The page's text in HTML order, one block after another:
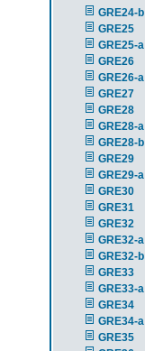
GRE24-b
GRE25
GRE25-a
GRE26
GRE26-a
GRE27
GRE28
GRE28-a
GRE28-b
GRE29
GRE29-a
GRE30
GRE31
GRE32
GRE32-a
GRE32-b
GRE33
GRE33-a
GRE34
GRE34-a
GRE35